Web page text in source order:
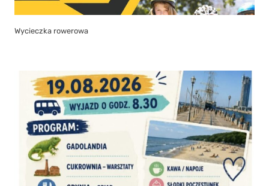
Wycieczka rowerowa